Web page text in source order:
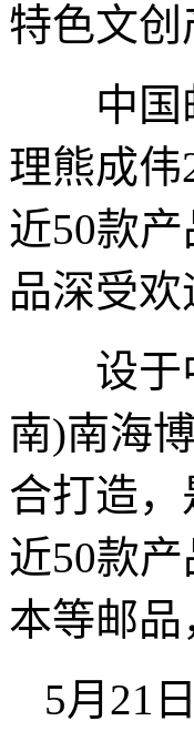
特色文
中国邮
理熊成伟
近50款
品深受
设于中
南)南海
合打造
近50款
本等邮
5月21